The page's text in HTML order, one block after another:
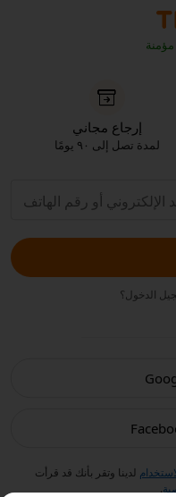
مؤمنة
إرجاع مجاني
لمدة تصل إلى ٩٠ يومًا
الدخول؟
لدينا وتقر بأنك قد قرأت
.